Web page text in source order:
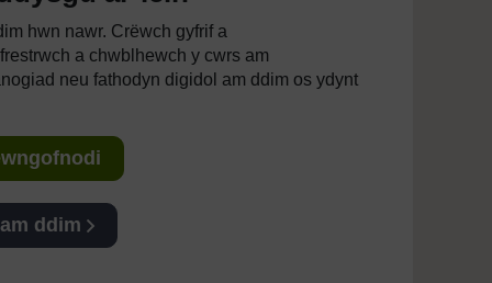
hwn nawr. Crëwch gyfrif a
a chwblhewch y cwrs am
neu fathodyn digidol am ddim os ydynt
ddim